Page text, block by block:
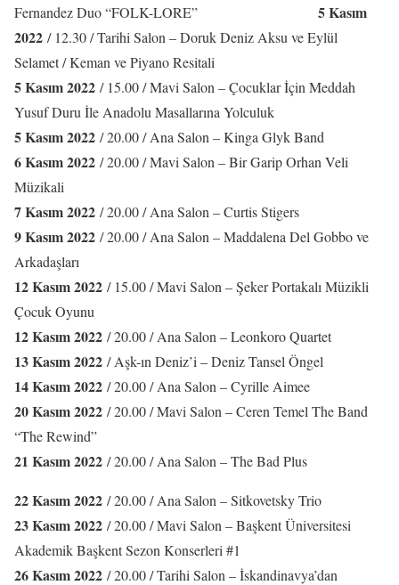
Fernandez Duo “FOLK-LORE” 5 Kasım
2022 / 12.30 / Tarihi Salon – Doruk Deniz Aksu ve Eylül
Selamet / Keman ve Piyano Resitali
5 Kasım 2022 / 15.00 / Mavi Salon – Çocuklar İçin Meddah
Yusuf Duru İle Anadolu Masallarına Yolculuk
5 Kasım 2022 / 20.00 / Ana Salon – Kinga Glyk Band
6 Kasım 2022 / 20.00 / Mavi Salon – Bir Garip Orhan Veli
Müzikali
7 Kasım 2022 / 20.00 / Ana Salon – Curtis Stigers
9 Kasım 2022 / 20.00 / Ana Salon – Maddalena Del Gobbo ve
Arkadaşları
12 Kasım 2022 / 15.00 / Mavi Salon – Şeker Portakalı Müzikli
Çocuk Oyunu
12 Kasım 2022 / 20.00 / Ana Salon – Leonkoro Quartet
13 Kasım 2022 / Aşk-ın Deniz’i – Deniz Tansel Öngel
14 Kasım 2022 / 20.00 / Ana Salon – Cyrille Aimee
20 Kasım 2022 / 20.00 / Mavi Salon – Ceren Temel The Band
“The Rewind”
21 Kasım 2022 / 20.00 / Ana Salon – The Bad Plus
22 Kasım 2022 / 20.00 / Ana Salon – Sitkovetsky Trio
23 Kasım 2022 / 20.00 / Mavi Salon – Başkent Üniversitesi
Akademik Başkent Sezon Konserleri #1
26 Kasım 2022 / 20.00 / Tarihi Salon – İskandinavya’dan